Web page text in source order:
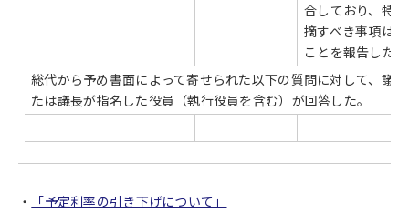
合しており、特
摘すべき事項は
ことを報告した。
総代から予め書面によって寄せられた以下の質問に対して、議
たは議長が指名した役員（執行役員を含む）が回答した。
「予定利率の引き下げについて」